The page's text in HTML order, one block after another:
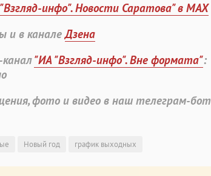
инфо". Новости Саратова" в MAX
и в каналеДзена
"ИА "Взгляд-инфо". Вне формата":
фото и видео в наш телеграм-бот
Новый год график выходных